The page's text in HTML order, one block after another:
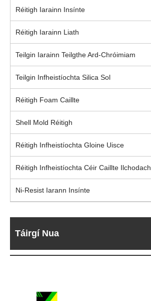
Réitigh Iarainn Insínte
Réitigh Iarainn Liath
Teilgin Iarainn Teilgthe Ard-Chróimiam
Teilgin Infheistíochta Silica Sol
Réitigh Foam Caillte
Shell Mold Réitigh
Réitigh Infheistíochta Gloine Uisce
Réitigh Infheistíochta Céir Caillte Ilchodach
Ni-Resist Iarann ​​Insínte
Táirgí Nua